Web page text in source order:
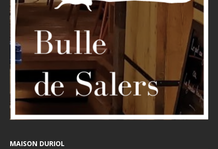
MAISON DURIOL